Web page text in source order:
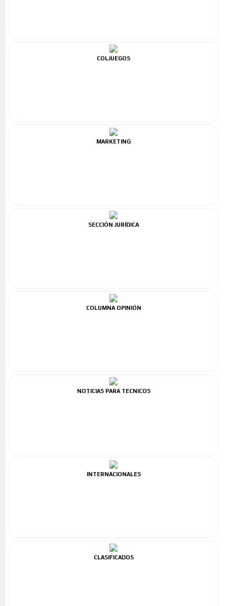
COLJUEGOS
MARKETING
SECCIÓN JURÍDICA
COLUMNA OPINIÓN
NOTICIAS PARA TECNICOS
INTERNACIONALES
CLASIFICADOS